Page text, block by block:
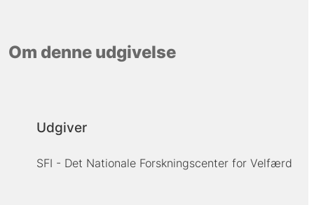
Om denne udgivelse
Udgiver
SFI - Det Nationale Forskningscenter for Velfærd